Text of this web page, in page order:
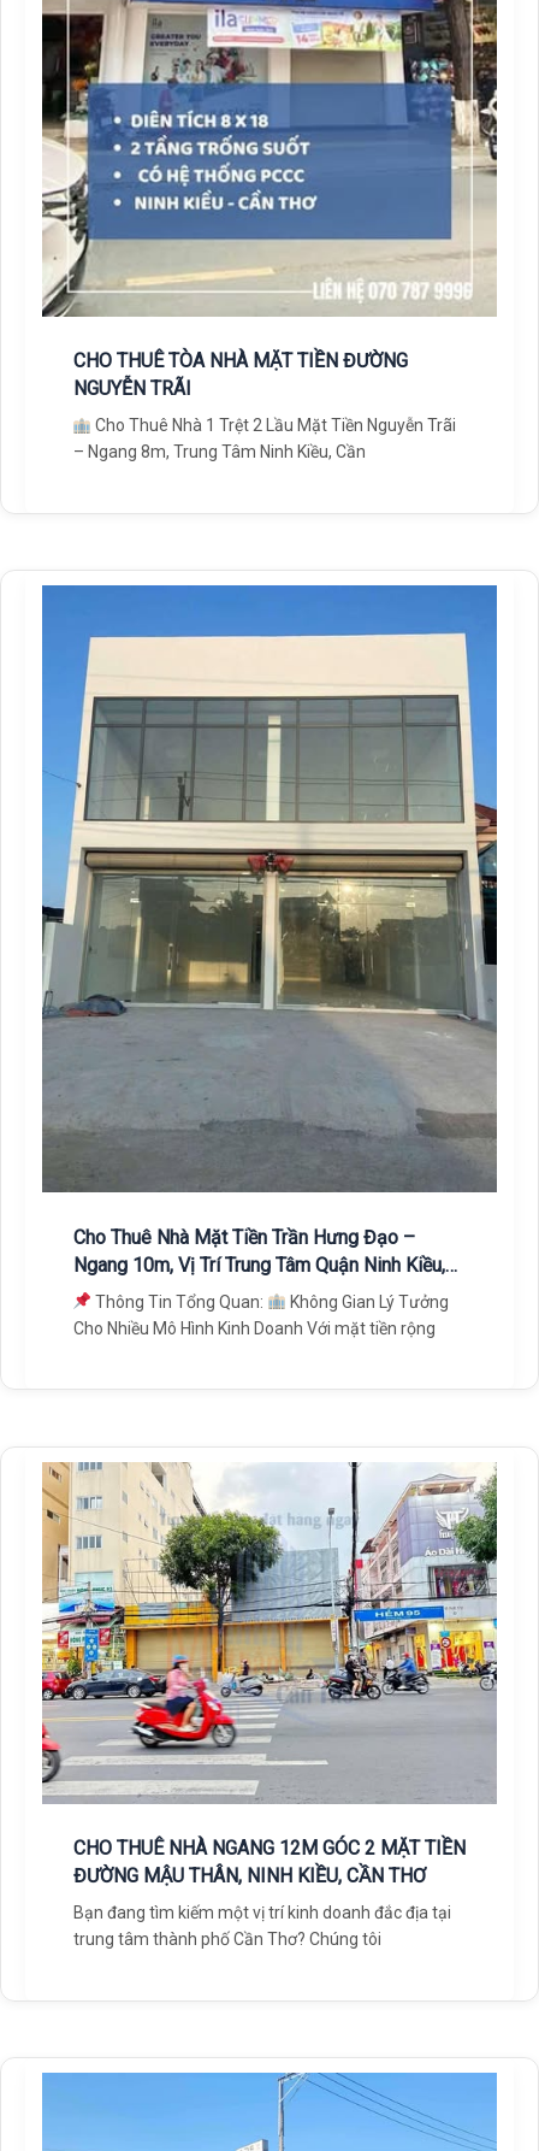
CHO THUÊ TÒA NHÀ MẶT TIỀN ĐƯỜNG
NGUYỄN TRÃI
Cho Thuê Nhà 1 Trệt 2 Lầu Mặt Tiền Nguyễn Trãi
– Ngang 8m, Trung Tâm Ninh Kiều, Cần
Cho Thuê Nhà Mặt Tiền Trần Hưng Đạo –
Ngang 10m, Vị Trí Trung Tâm Quận Ninh Kiều,
Cần Thơ
Thông Tin Tổng Quan:
Không Gian Lý Tưởng
Cho Nhiều Mô Hình Kinh Doanh Với mặt tiền rộng
CHO THUÊ NHÀ NGANG 12M GÓC 2 MẶT TIỀN
ĐƯỜNG MẬU THÂN, NINH KIỀU, CẦN THƠ
Bạn đang tìm kiếm một vị trí kinh doanh đắc địa tại
trung tâm thành phố Cần Thơ? Chúng tôi